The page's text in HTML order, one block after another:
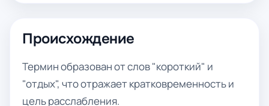
Происхождение
Термин образован от слов "короткий" и
"отдых", что отражает кратковременность и
цель расслабления.